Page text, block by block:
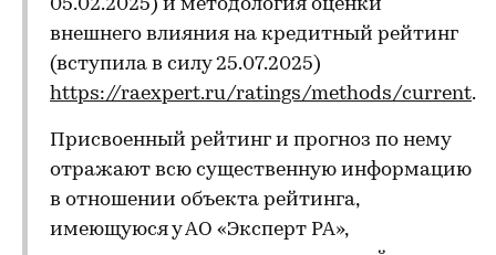
05.02.2025) и методология оценки
внешнего влияния на кредитный рейтинг
(вступила в силу 25.07.2025)
https://raexpert.ru/ratings/methods/current.
Присвоенный рейтинг и прогноз по нему
отражают всю существенную информацию
в отношении объекта рейтинга,
имеющуюся у АО «Эксперт РА»,